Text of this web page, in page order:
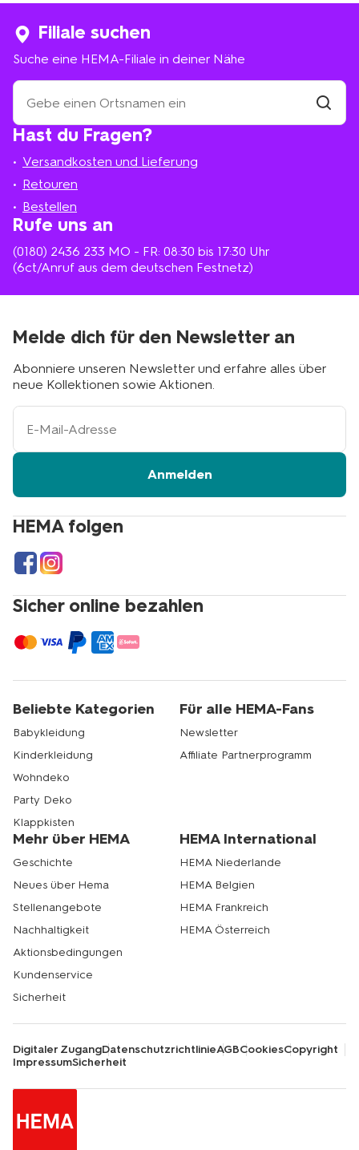
Hast du Fragen?
Versandkosten und Lieferung
Retouren
Bestellen
Rufe uns an
(0180) 2436 233 MO - FR: 08:30 bis 17:30 Uhr
(6ct/Anruf aus dem deutschen Festnetz)
Filiale suchen
Suche eine HEMA-Filiale in deiner Nähe
Suche
eine
HEMA-
Filiale
deiner
Nähe
Filiale
HEMA folgen
Sicher online bezahlen
Melde dich für den Newsletter an
Abonniere unseren Newsletter und erfahre alles über
neue Kollektionen sowie Aktionen.
Ihre
Adresse
Anmelden
Beliebte Kategorien
Babykleidung
Kinderkleidung
Wohndeko
Party Deko
Klappkisten
Für alle HEMA-Fans
Newsletter
Affiliate Partnerprogramm
Mehr über HEMA
Geschichte
Neues über Hema
Stellenangebote
Nachhaltigkeit
Aktionsbedingungen
Kundenservice
Sicherheit
HEMA International
HEMA Niederlande
HEMA Belgien
HEMA Frankreich
HEMA Österreich
Digitaler ZugangDatenschutzrichtlinieAGBCookiesCopyright
ImpressumSicherheit